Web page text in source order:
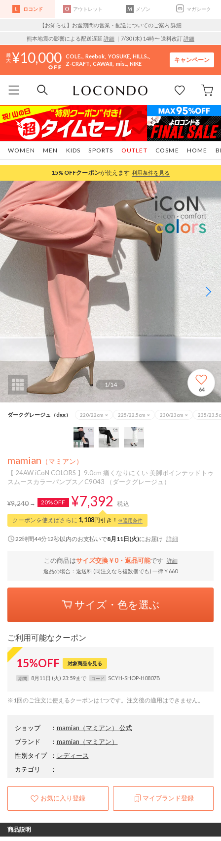
ロコンド アウトレット メゾン マガシーク
【お知らせ】お盆期間の営業・配送についてのご案内 詳細
熊本地震の影響による配送遅延 詳細 ｜7/30 (木) 14時〜 送料改訂詳細
10,000 COLE.. Reebok YOSUKE HILLS..
Z-CRAFT CAWAII mis.. NIKE
キャンペーン
WOMEN MEN KIDS SPORTS COSME HOME
OUTLET
15%OFFクーポンが使えます 利用条件を見る
1/14
64
ダークグレージュ（dgg） 220/22cm × 225/22.5cm × 230/23cm × 235/
mamian （マミアン）
【 24AW iCoN COLORS 】9.0cm 痛くなりにくい 美脚ポインテッドトゥ
スムースカラーパンプス／C9043 （ダークグレージュ）
¥9,240 20%OFF ¥7,392 税込
クーポンを使えばさらに 1,108円引き！ ※適用条件
22時間44分11秒以内のお支払いで8月11日(火)にお届け 詳細
この商品はサイズ交換￥0・返品可能です
詳細
返品の場合：返送料 (同注文なら複数個でも) 一律￥660
サイズ・色を選ぶ
ご利用可能なクーポン
15%OFF 対象商品を見る
期間 8月11日 (火) 23:59まで コード SCYH-SHOP-H0807B
※1回のご注文に使えるクーポンは1つです。注文後の適用はできません。
ショップ ： mamian（マミアン） 公式
ブランド
： mamian （マミアン）
性別タイプ
： レディース
カテゴリ
：
お気に入り登録 マイブランド登録
商品説明